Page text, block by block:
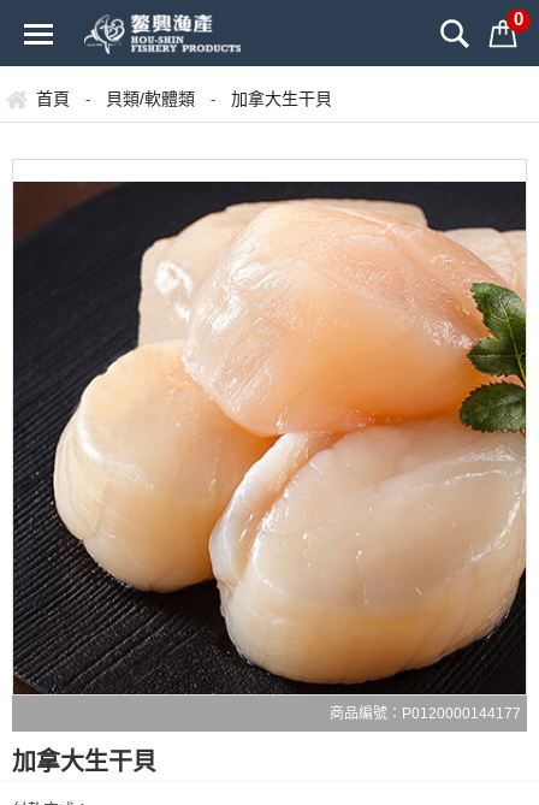
0
首頁 - 貝類/軟體類 - 加拿大生干貝
商品編號：P0120000144177
加拿大生干貝